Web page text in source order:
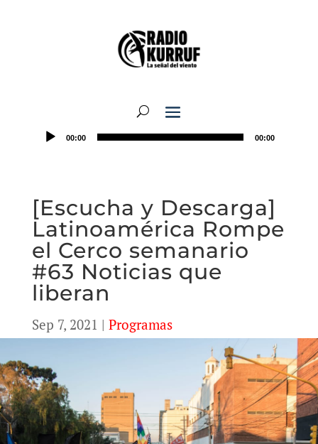
00:00 00:00
[Escucha y Descarga]
Latinoamérica Rompe
el Cerco semanario
#63 Noticias que
liberan
Sep 7, 2021 | Programas